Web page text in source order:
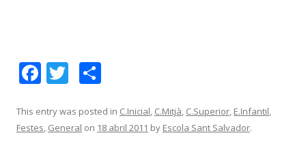
F
e
T
itt m
This entry was posted in C.Inicial, C.Mitjà, C.Superior, E.Infantil,
Festes, General on 18 abril 2011 by Escola Sant Salvador.